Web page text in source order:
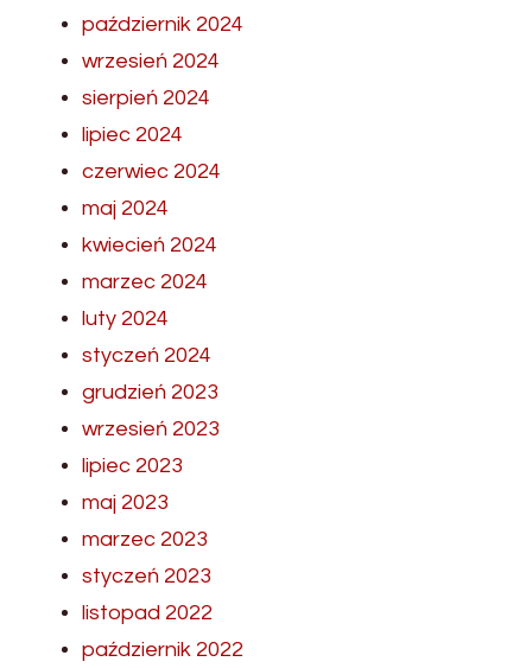
październik 2024
wrzesień 2024
sierpień 2024
lipiec 2024
czerwiec 2024
maj 2024
kwiecień 2024
marzec 2024
luty 2024
styczeń 2024
grudzień 2023
wrzesień 2023
lipiec 2023
maj 2023
marzec 2023
styczeń 2023
listopad 2022
październik 2022